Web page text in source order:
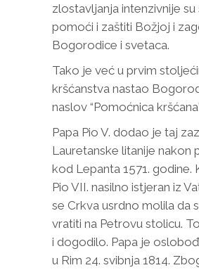
zlostavljanja intenzivnije su
pomoći i zaštiti Božjoj i
Bogorodice i svetaca.
Tako je već u prvim
kršćanstva nastao
naslov “Pomoćnica
Papa Pio V. dodao je taj
Lauretanske litanije nakon
kod Lepanta 1571. godine.
Pio VII. nasilno istjeran iz
se Crkva usrdno molila da
vratiti na Petrovu stolicu.
i dogodilo. Papa je
u Rim 24. svibnja 1814.